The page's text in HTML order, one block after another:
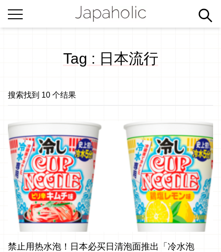
Tag : 日本流行
搜索找到 10 个结果
禁止用热水泡！日本必买日清泡面推出「冷水泡